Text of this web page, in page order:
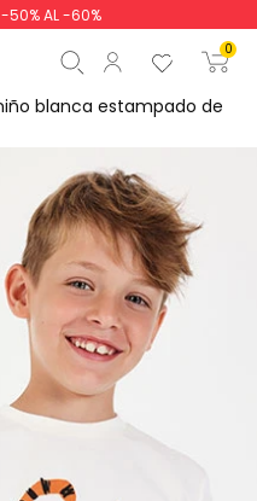
-50% AL -60%
0
0,00 €
0,00 €
Comenzar pedido
blanca estampado de